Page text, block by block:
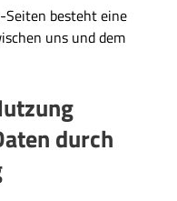
Seiten besteht eine
uns und dem
durch